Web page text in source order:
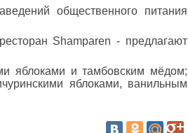
общественного питания
Shamparen - предлагают
яблоками и тамбовским мёдом;
яблоками, ванильным